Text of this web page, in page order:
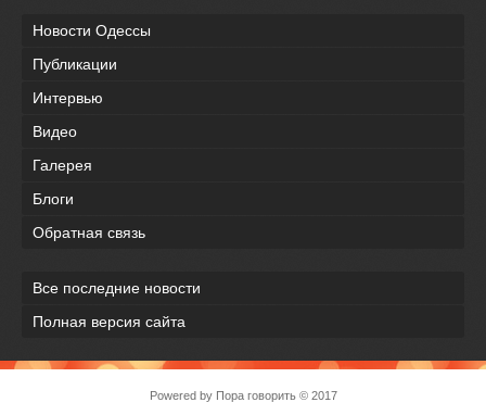
Новости Одессы
Публикации
Интервью
Видео
Галерея
Блоги
Обратная связь
Все последние новости
Полная версия сайта
Powered by Пора говорить© 2017